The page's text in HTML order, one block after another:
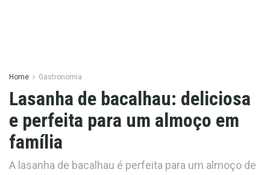
Home Gastronomia
Lasanha de bacalhau: deliciosa
e perfeita para um almoço em
família
A lasanha de bacalhau é perfeita para um almoço de